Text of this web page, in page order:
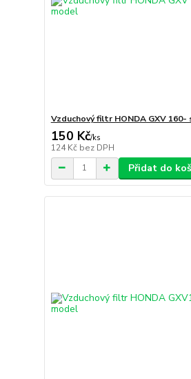
Vzduchový filtr HONDA GXV
150 Kč/ks
124 Kč bez DPH
Přidat do